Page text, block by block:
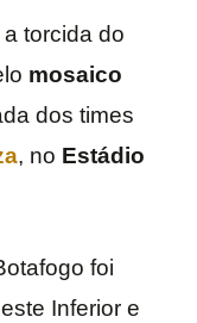
torcida do
mosaico
dos times
, no Estádio
foi
Inferior e